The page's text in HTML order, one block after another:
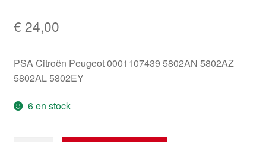
€ 24,00
PSA Citroën Peugeot 0001107439 5802AN 5802AZ
5802AL 5802EY
6 en stock